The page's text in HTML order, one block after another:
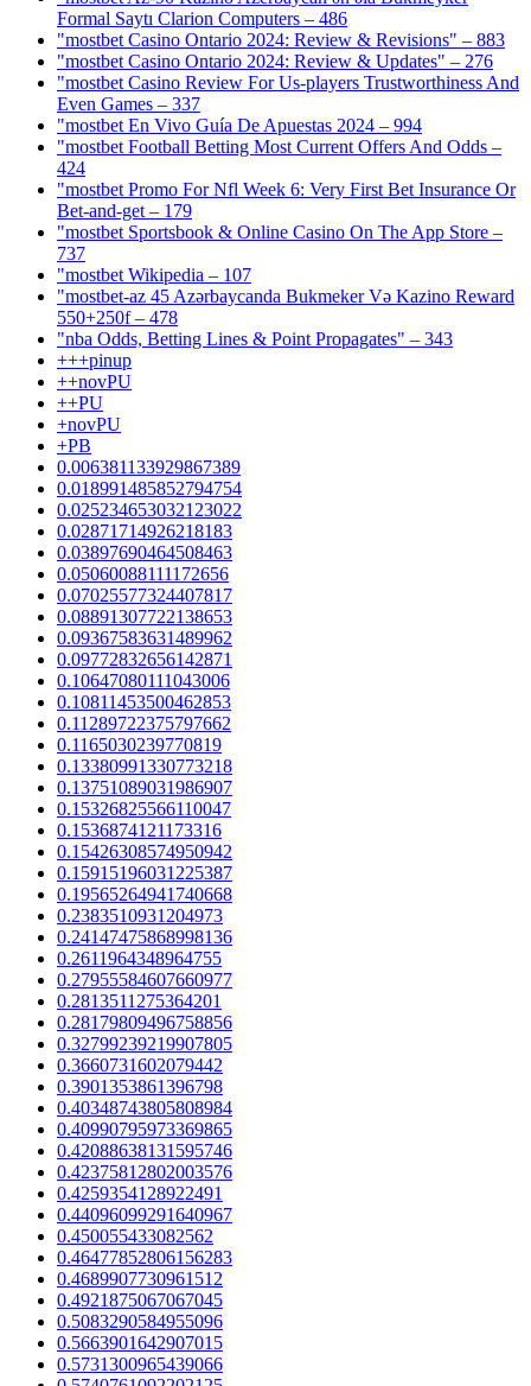
Formal Saytı Clarion Computers – 486
"mostbet Casino Ontario 2024: Review & Revisions" – 883
"mostbet Casino Ontario 2024: Review & Updates" – 276
"mostbet Casino Review For Us-players Trustworthiness And
Even Games – 337
"mostbet En Vivo Guía De Apuestas 2024 – 994
"mostbet Football Betting Most Current Offers And Odds –
424
"mostbet Promo For Nfl Week 6: Very First Bet Insurance Or
Bet-and-get – 179
"‎mostbet Sportsbook & Online Casino On The App Store –
737
"mostbet Wikipedia – 107
"mostbet-az 45 Azərbaycanda Bukmeker Və Kazino Reward
550+250f – 478
"nba Odds, Betting Lines & Point Propagates" – 343
+++pinup
++novPU
++PU
+novPU
+PB
0.006381133929867389
0.018991485852794754
0.025234653032123022
0.02871714926218183
0.03897690464508463
0.05060088111172656
0.07025577324407817
0.08891307722138653
0.09367583631489962
0.09772832656142871
0.10647080111043006
0.10811453500462853
0.11289722375797662
0.1165030239770819
0.13380991330773218
0.13751089031986907
0.15326825566110047
0.1536874121173316
0.15426308574950942
0.15915196031225387
0.19565264941740668
0.2383510931204973
0.24147475868998136
0.2611964348964755
0.27955584607660977
0.2813511275364201
0.28179809496758856
0.32799239219907805
0.3660731602079442
0.3901353861396798
0.40348743805808984
0.40990795973369865
0.42088638131595746
0.42375812802003576
0.4259354128922491
0.44096099291640967
0.450055433082562
0.46477852806156283
0.4689907730961512
0.4921875067067045
0.5083290584955096
0.5663901642907015
0.5731300965439066